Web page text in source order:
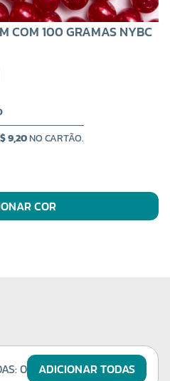
COM 100 GRAMAS NYBC
9,20NO CARTÃO.
COR
0 ADICIONAR TODAS